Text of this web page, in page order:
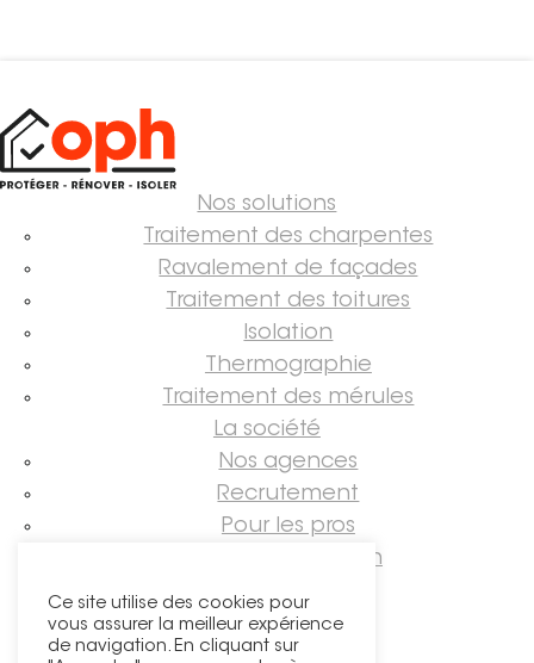
Nos solutions
Traitement des charpentes
Ravalement de façades
Traitement des toitures
Isolation
Thermographie
Traitement des mérules
La société
Nos agences
Recrutement
Pour les pros
Guide rénovation
Suivez-nous !
Ce site utilise des cookies pour
vous assurer la meilleur expérience
de navigation. En cliquant sur